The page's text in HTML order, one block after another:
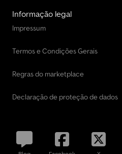
Informação legal
Impressum
Termos e Condições Gerais
Regras do marketplace
Declaração de proteção de dados